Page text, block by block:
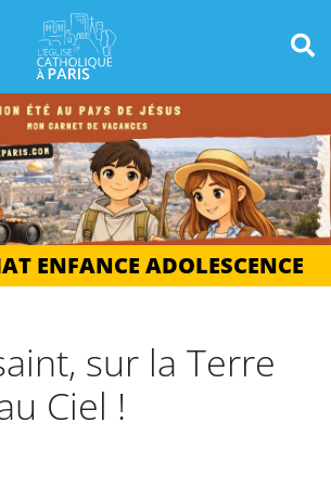
ENFANCE ADOLESCENCE
sur la Terre
Ciel !
des cookies